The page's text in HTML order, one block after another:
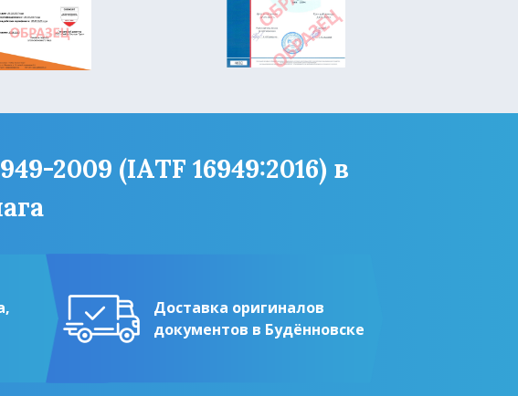
2009 (IATF 16949:2016) в
Доставка оригиналов
документов в Будённовске